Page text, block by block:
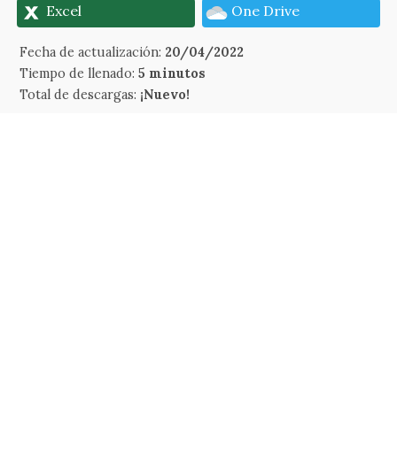
Excel One Drive
Fecha de actualización: 20/04/2022
Tiempo de llenado:5 minutos
Total de descargas: ¡Nuevo!